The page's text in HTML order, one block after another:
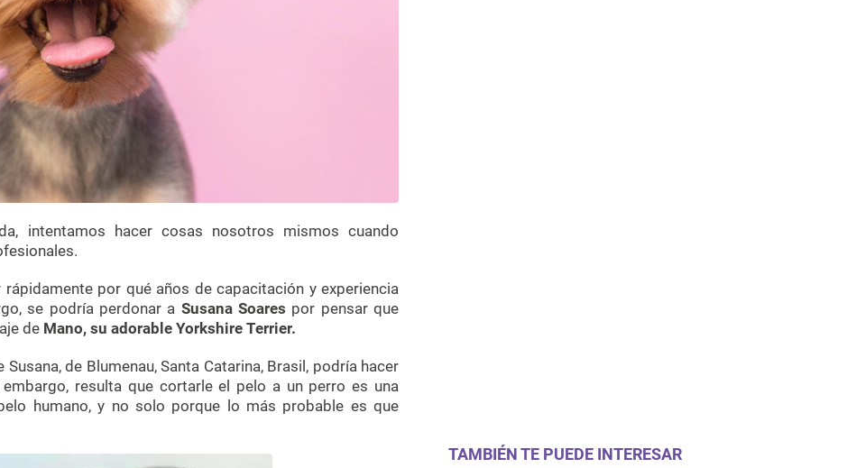
intentamos hacer cosas nosotros mismos cuando
por qué años de capacitación y experiencia
se podría perdonar a Susana Soares por pensar que
de Mano, su adorable Yorkshire Terrier.
de Blumenau, Santa Catarina, Brasil, podría hacer
resulta que cortarle el pelo a un perro es una
humano, y no solo porque lo más probable es que
TAMBIÉN TE PUEDE INTERESAR